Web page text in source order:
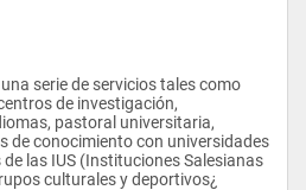
serie de servicios tales como
de investigación,
pastoral universitaria,
de conocimiento con universidades
las IUS (Instituciones Salesianas
culturales y deportivos¿